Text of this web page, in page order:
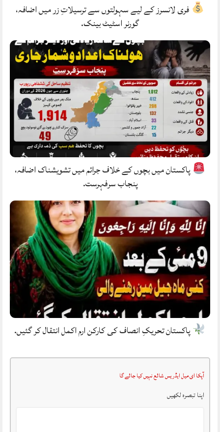
فری لانسرز کے لیے سہولتوں سے ترسیلاتِ زر میں اضافہ،
گورنر اسٹیٹ بینک.
پاکستان میں بچوں کے خلاف جرائم میں تشویشناک اضافہ،
پنجاب سرفہرست.
پاکستان تحریکِ انصاف کی کارکن ارم اکمل انتقال کر گئیں.
آپکا ای میل ایڈریس شائع نہیں کیا جائے گا
اپنا تبصرہ لکھیں